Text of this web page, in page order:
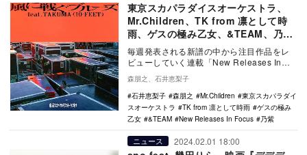
東京スカパラダイスオーケストラ、
Mr.Children、TK from 凛として時
雨、ゲスの極み乙女、&TEAM、乃
紫……注目新作6作をレビュー
毎週発表される新譜の中から注目作品をレ
ビューしていく連載「New Releases In
Focus」。東京スカパラダイスオーケ…
森朋之、石井恵梨子
石井恵梨子
森朋之 Mr.Children
東京スカパラダイ
スオーケストラ
TK from 凛として時雨
ゲスの極み
乙女
&TEAM New Releases In Focus 乃紫
ニュース 2024.02.01 18:00